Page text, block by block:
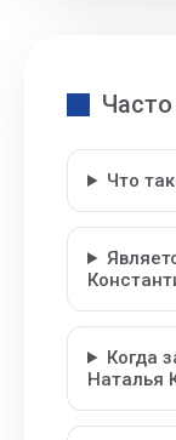
Что
Когда
Наталья